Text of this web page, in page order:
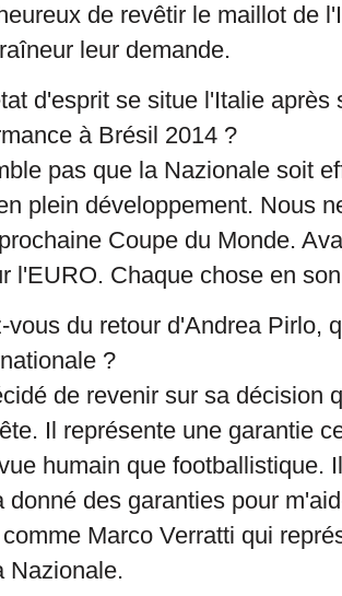
de revêtir le maillot de
leur demande.
d'esprit se situe l'Italie après
à Brésil 2014 ?
pas que la Nazionale soit
plein développement. Nous
Coupe du Monde.
l'EURO. Chaque chose en
vous du retour d'Andrea Pirlo,
?
de revenir sur sa décision
Il représente une garantie
humain que footballistique.
donné des garanties pour
Marco Verratti qui
Nazionale.